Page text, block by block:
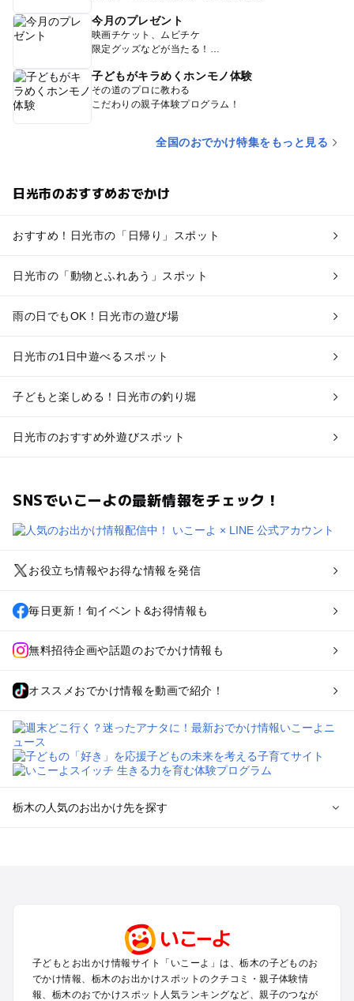
今月のプレゼント
映画チケット、ムビチケ
限定グッズなどが当たる！
子どもがキラめくホンモノ体験
その道のプロに教わる
こだわりの親子体験プログラム！
全国のおでかけ特集をもっと見る
日光市のおすすめおでかけ
おすすめ！日光市の「日帰り」スポット
日光市の「動物とふれあう」スポット
雨の日でもOK！日光市の遊び場
日光市の1日中遊べるスポット
子どもと楽しめる！日光市の釣り堀
日光市のおすすめ外遊びスポット
SNSでいこーよの最新情報をチェック！
お役立ち情報やお得な情報を発信
毎日更新！旬イベント&お得情報も
無料招待企画や話題のおでかけ情報も
オススメおでかけ情報を動画で紹介！
栃木の人気のお出かけ先を探す
小山・栃木・鹿沼周辺のプールお出かけ
熊谷・太田・足利・古河のプールお出かけ
塩原・矢板・大田原・西那須野のプールお出かけ
鬼怒川・川治・湯西川・川俣のプールお出かけ
子どもとお出かけ情報サイト「いこーよ」は、栃木の子どものお
でかけ情報、栃木のお出かけスポットのクチコミ・親子体験情
報、栃木のおでかけスポット人気ランキングなど、親子のつなが